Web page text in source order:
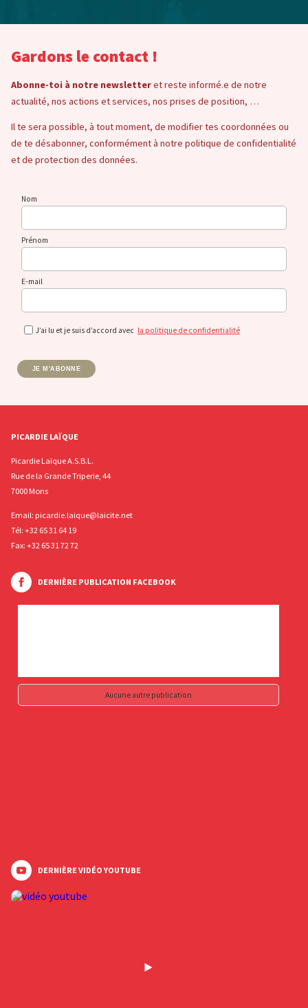
Gardons le contact !
Abonne-toi à notre newsletteret reste informé.e de notre
actualité, nos actions et services, nos prises de position, …
Il te sera possible, à tout moment, de modifier tes coordonnées ou
de te désabonner, conformément à notre politique de confidentialité
et de protection des données.
Nom
Prénom
E-mail
J’ai lu et je suis d’accord avec la politique de confidentialité
JE M'ABONNE
PICARDIE LAÏQUE
Picardie Laïque A.S.B.L.
Rue de la Grande Triperie, 44
7000 Mons
Email: picardie.laique@laicite.net
Tél: +32 65 31 64 19
Fax: +32 65 31 72 72
DERNIÈRE PUBLICATION FACEBOOK
Aucune autre publication
DERNIÈRE VIDÉO YOUTUBE